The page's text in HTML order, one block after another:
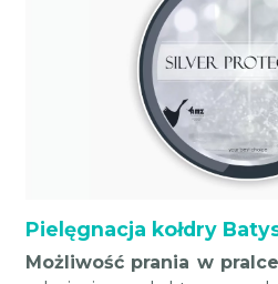
Pielęgnacja kołdry
Możliwość prania w